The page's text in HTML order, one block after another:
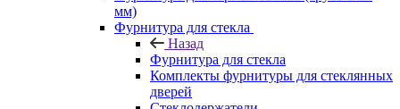
мм)
Фурнитура для стекла
Назад
Фурнитура для стекла
Комплекты фурнитуры для стеклянных
дверей